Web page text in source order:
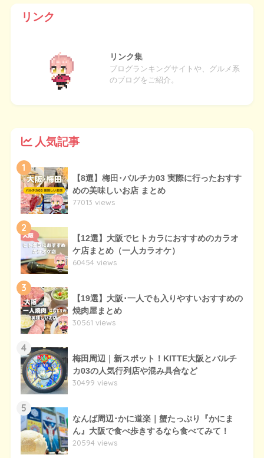
リンク
リンク集
ブログランキングサイトや、グルメ系
のブログをご紹介。
人気記事
1
【8選】梅田･バルチカ03 実際に行ったおすす
めの美味しいお店 まとめ
77013 views
2
【12選】大阪でヒトカラにおすすめのカラオ
ケ店まとめ（一人カラオケ）
60454 views
3
【19選】大阪･一人でも入りやすいおすすめの
焼肉屋まとめ
30561 views
4
梅田周辺｜新スポット！KITTE大阪とバルチ
カ03の人気行列店や混み具合など
30499 views
5
なんば周辺･かに道楽｜蟹たっぷり『かにま
ん』大阪で食べ歩きするなら食べてみて！
20594 views